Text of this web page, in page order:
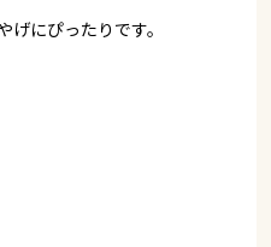
にぴったりです。